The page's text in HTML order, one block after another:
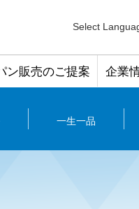
ン販売のご提案 企業
Select
一生一品